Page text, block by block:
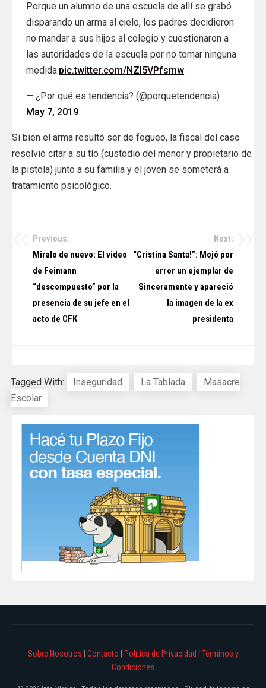
Porque un alumno de una escuela de allí se grabó
disparando un arma al cielo, los padres decidieron
no mandar a sus hijos al colegio y cuestionaron a
las autoridades de la escuela por no tomar ninguna
medida.pic.twitter.com/NZI5VPfsmw
— ¿Por qué es tendencia? (@porquetendencia)
May 7, 2019
Si bien el arma resultó ser de fogueo, la fiscal del caso
resolvió citar a su tío (custodio del menor y propietario de
la pistola) junto a su familia y el joven se someterá a
tratamiento psicológico.
Navegación
entradas
Previous:
Miralo de nuevo: El video
de Feimann
“descompuesto” por la
presencia de su jefe en el
acto de CFK
Next:
“Cristina Santa!”: Mojó por
error un ejemplar de
Sinceramente y apareció
la imagen de la ex
presidenta
Tagged With: Inseguridad La Tablada
Masacre
Escolar
Sobre Nosotros Contacto Política de Privacidad
Términos y
Condiciones